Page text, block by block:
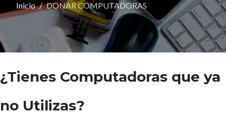
Inicio DONAR COMPUTADORAS
¿Tienes Computadoras que ya
no Utilizas?